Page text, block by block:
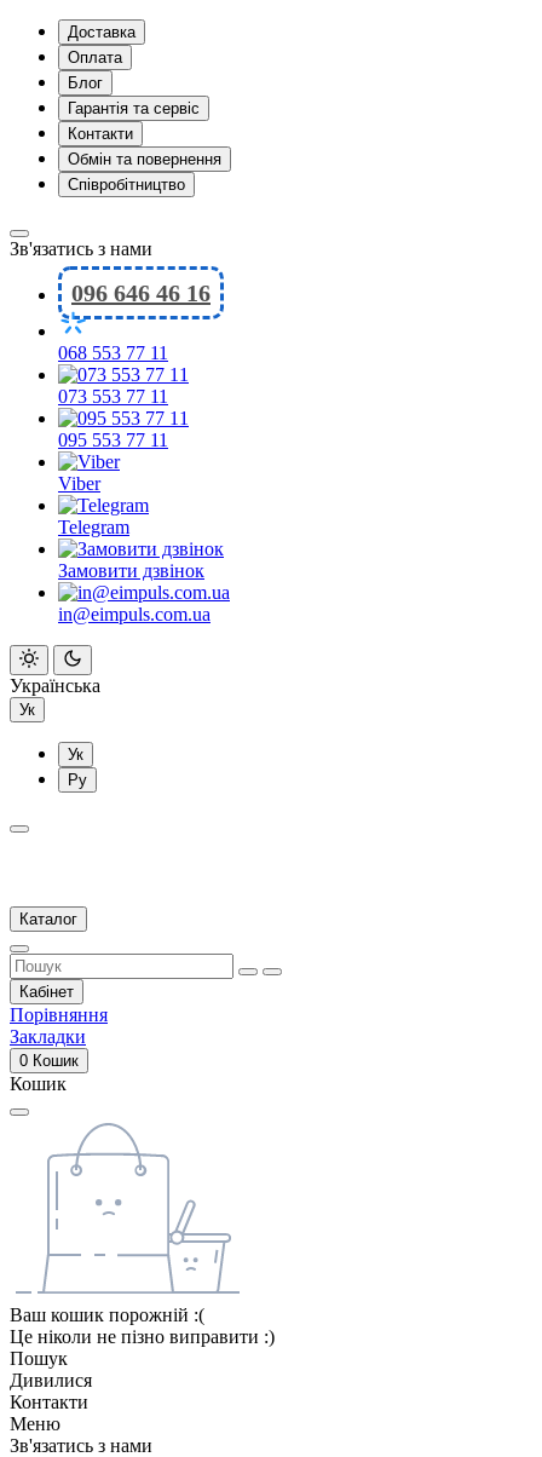
Доставка
Оплата
Блог
Гарантія та сервіс
Контакти
Обмін та повернення
Співробітництво
Зв'язатись з нами
096 646 46 16
068 553 77 11
073 553 77 11
095 553 77 11
Viber
Telegram
Замовити дзвінок
in@eimpuls.com.ua
Українська
Ук
Ук
Ру
Каталог
Кабінет
Порівняння
Закладки
0 Кошик
Кошик
Ваш кошик порожній :(
Це ніколи не пізно виправити :)
Пошук
Дивилися
Контакти
Меню
Зв'язатись з нами